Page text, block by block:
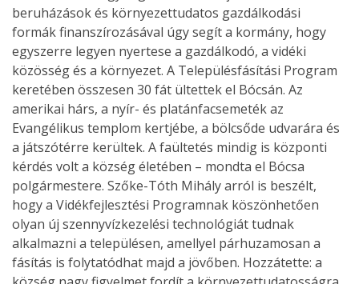
beruházások és környezettudatos gazdálkodási
formák finanszírozásával úgy segít a kormány, hogy
egyszerre legyen nyertese a gazdálkodó, a vidéki
közösség és a környezet. A Településfásítási Program
keretében összesen 30 fát ültettek el Bócsán. Az
amerikai hárs, a nyír- és platánfacsemeték az
Evangélikus templom kertjébe, a bölcsőde udvarára és
a játszótérre kerültek. A faültetés mindig is központi
kérdés volt a község életében – mondta el Bócsa
polgármestere. Szőke-Tóth Mihály arról is beszélt,
hogy a Vidékfejlesztési Programnak köszönhetően
olyan új szennyvízkezelési technológiát tudnak
alkalmazni a településen, amellyel párhuzamosan a
fásítás is folytatódhat majd a jövőben. Hozzátette: a